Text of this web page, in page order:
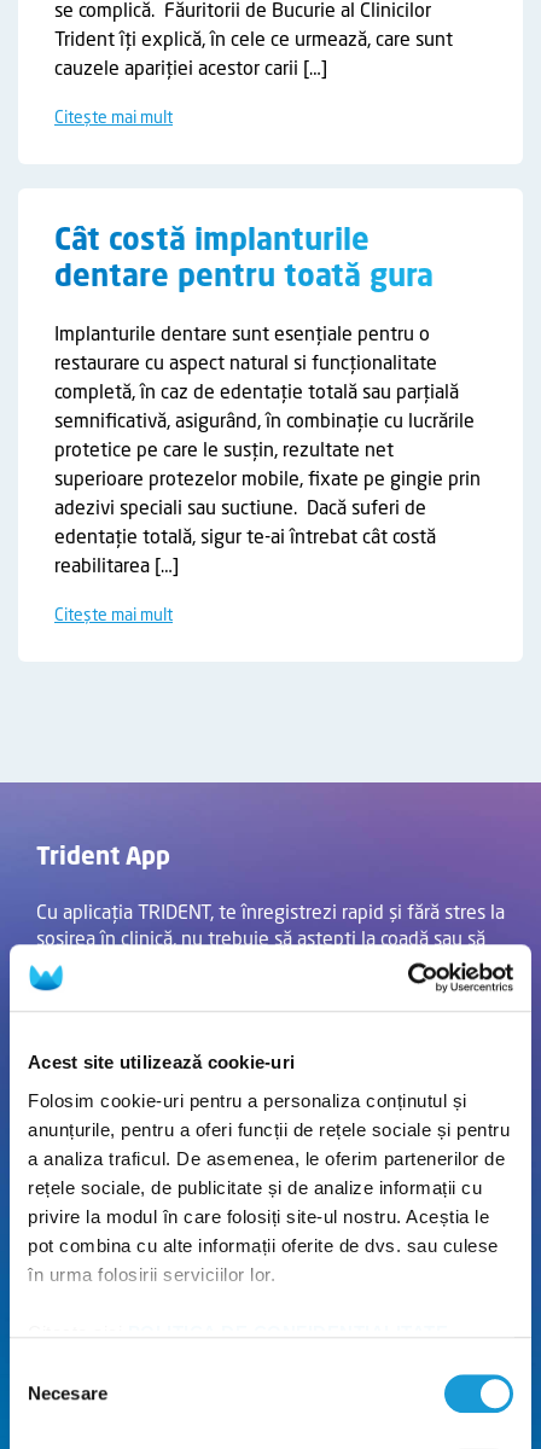
Acest site utilizează cookie-uri
Folosim cookie-uri pentru a personaliza conținutul și
anunțurile, pentru a oferi funcții de rețele sociale și pentru
a analiza traficul. De asemenea, le oferim partenerilor de
rețele sociale, de publicitate și de analize informații cu
privire la modul în care folosiți site-ul nostru. Aceștia le
pot combina cu alte informații oferite de dvs. sau culese
în urma folosirii serviciilor lor.
consimțământului
Necesare
se complică. Făuritorii de Bucurie al Clinicilor
Trident îți explică, în cele ce urmează, care sunt
cauzele apariției acestor carii […]
Citește mai mult
Cât costă implanturile
dentare pentru toată gura
Implanturile dentare sunt esențiale pentru o
restaurare cu aspect natural si funcționalitate
completă, în caz de edentație totală sau parțială
semnificativă, asigurând, în combinație cu lucrările
protetice pe care le susțin, rezultate net
superioare protezelor mobile, fixate pe gingie prin
adezivi speciali sau suctiune. Dacă suferi de
edentație totală, sigur te-ai întrebat cât costă
reabilitarea […]
Citește mai mult
Trident App
Cu aplicația TRIDENT, te înregistrezi rapid și fără stres la
sosirea în clinică, nu trebuie să aștepți la coadă sau să
completezi formulare plictisitoare.